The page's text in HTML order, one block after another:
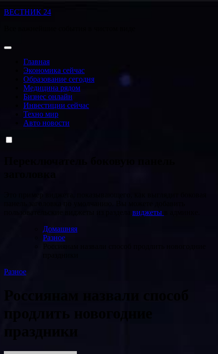
Перейти
ВЕСТНИК 24
Главная
Экономика сейчас
Образование сегодня
Медицина рядом
Бизнес онлайн
Инвестиции сейчас
Техно мир
Авто новости
виджеты
Домашняя
Разное
Разное
Россиянам назвали способ
продлить новогодние
праздники